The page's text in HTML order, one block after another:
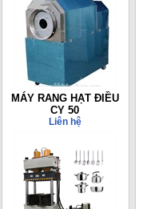
MÁY RANG HẠT ĐIỀU
CY 50
Liên hệ